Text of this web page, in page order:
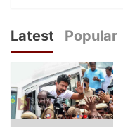
Latest Popular